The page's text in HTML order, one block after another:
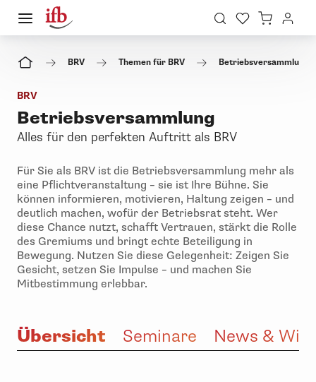
BRV Themen für BRV Betriebsversammlung
BRV
Betriebsversammlung
Alles für den perfekten Auftritt als BRV
Für Sie als BRV ist die Betriebsversammlung mehr als
eine Pflichtveranstaltung – sie ist Ihre Bühne. Sie
können informieren, motivieren, Haltung zeigen – und
deutlich machen, wofür der Betriebsrat steht. Wer
diese Chance nutzt, schafft Vertrauen, stärkt die Rolle
des Gremiums und bringt echte Beteiligung in
Bewegung. Nutzen Sie diese Gelegenheit: Zeigen Sie
Gesicht, setzen Sie Impulse – und machen Sie
Mitbestimmung erlebbar.
Übersicht Seminare News &